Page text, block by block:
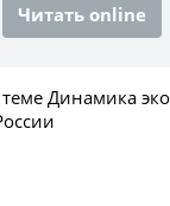
Читать online
Динамика